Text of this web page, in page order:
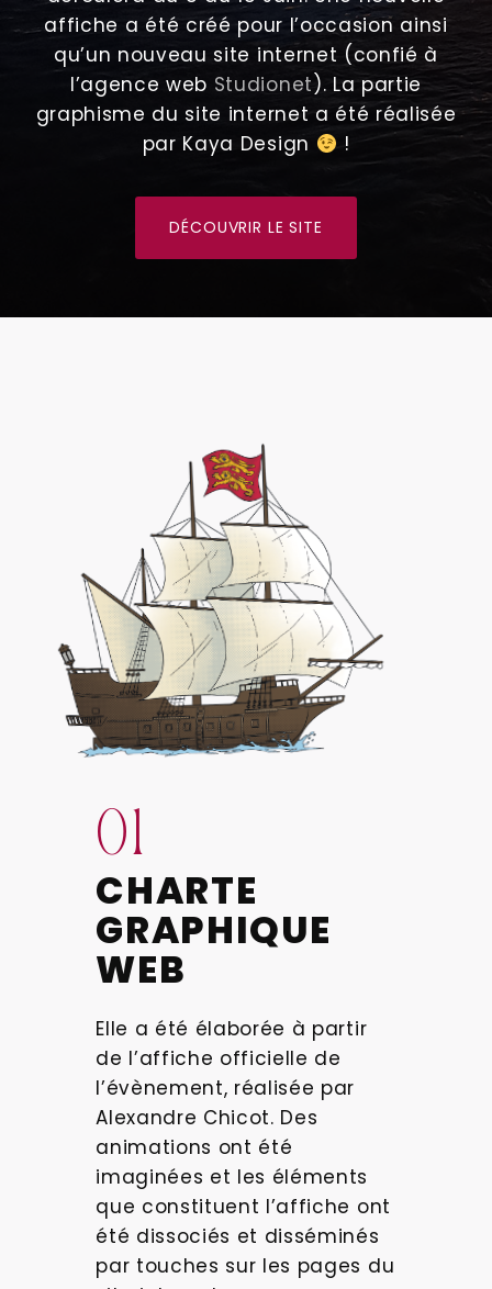
affiche a été créé pour l’occasion ainsi
qu’un nouveau site internet (confié à
l’agence web Studionet). La partie
graphisme du site internet a été réalisée
par Kaya Design
!
DÉCOUVRIR LE SITE
01
CHARTE
GRAPHIQUE
WEB
Elle a été élaborée à partir
de l’affiche officielle de
l’évènement, réalisée par
Alexandre Chicot. Des
animations ont été
imaginées et les éléments
que constituent l’affiche ont
été dissociés et disséminés
par touches sur les pages du